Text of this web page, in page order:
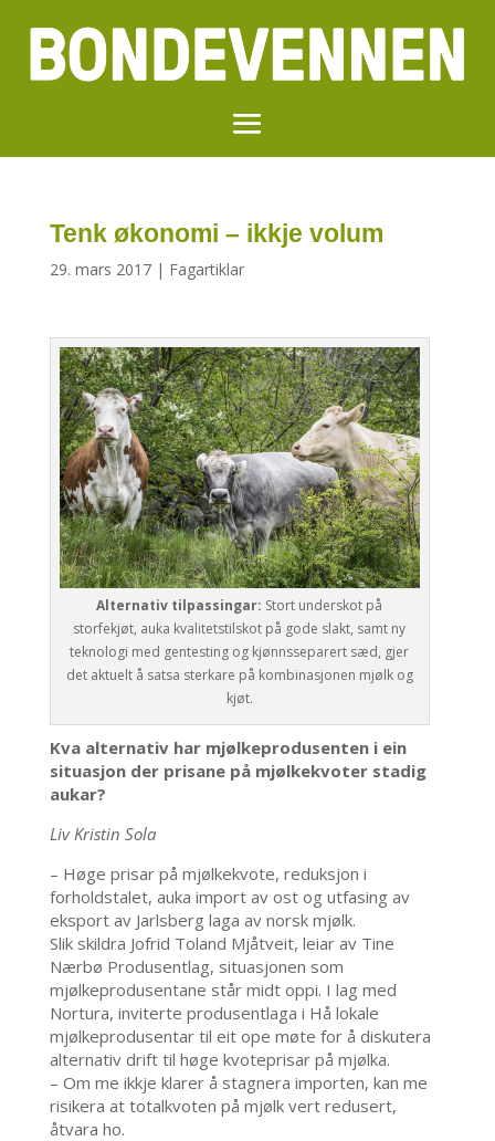
Tenk økonomi – ikkje volum
29. mars 2017| Fagartiklar
Alternativ tilpassingar: Stort underskot på
storfekjøt, auka kvalitetstilskot på gode slakt, samt ny
teknologi med gentesting og kjønnsseparert sæd, gjer
det aktuelt å satsa sterkare på kombinasjonen mjølk og
kjøt.
Kva alternativ har mjølkeprodusenten i ein
situasjon der prisane på mjølkekvoter stadig
aukar?
Liv Kristin Sola
– Høge prisar på mjølkekvote, reduksjon i
forholdstalet, auka import av ost og utfasing av
eksport av Jarlsberg laga av norsk mjølk.
Slik skildra Jofrid Toland Mjåtveit, leiar av Tine
Nærbø Produsentlag, situasjonen som
mjølkeprodusentane står midt oppi. I lag med
Nortura, inviterte produsentlaga i Hå lokale
mjølkeprodusentar til eit ope møte for å diskutera
alternativ drift til høge kvoteprisar på mjølka.
– Om me ikkje klarer å stagnera importen, kan me
risikera at totalkvoten på mjølk vert redusert,
åtvara ho.